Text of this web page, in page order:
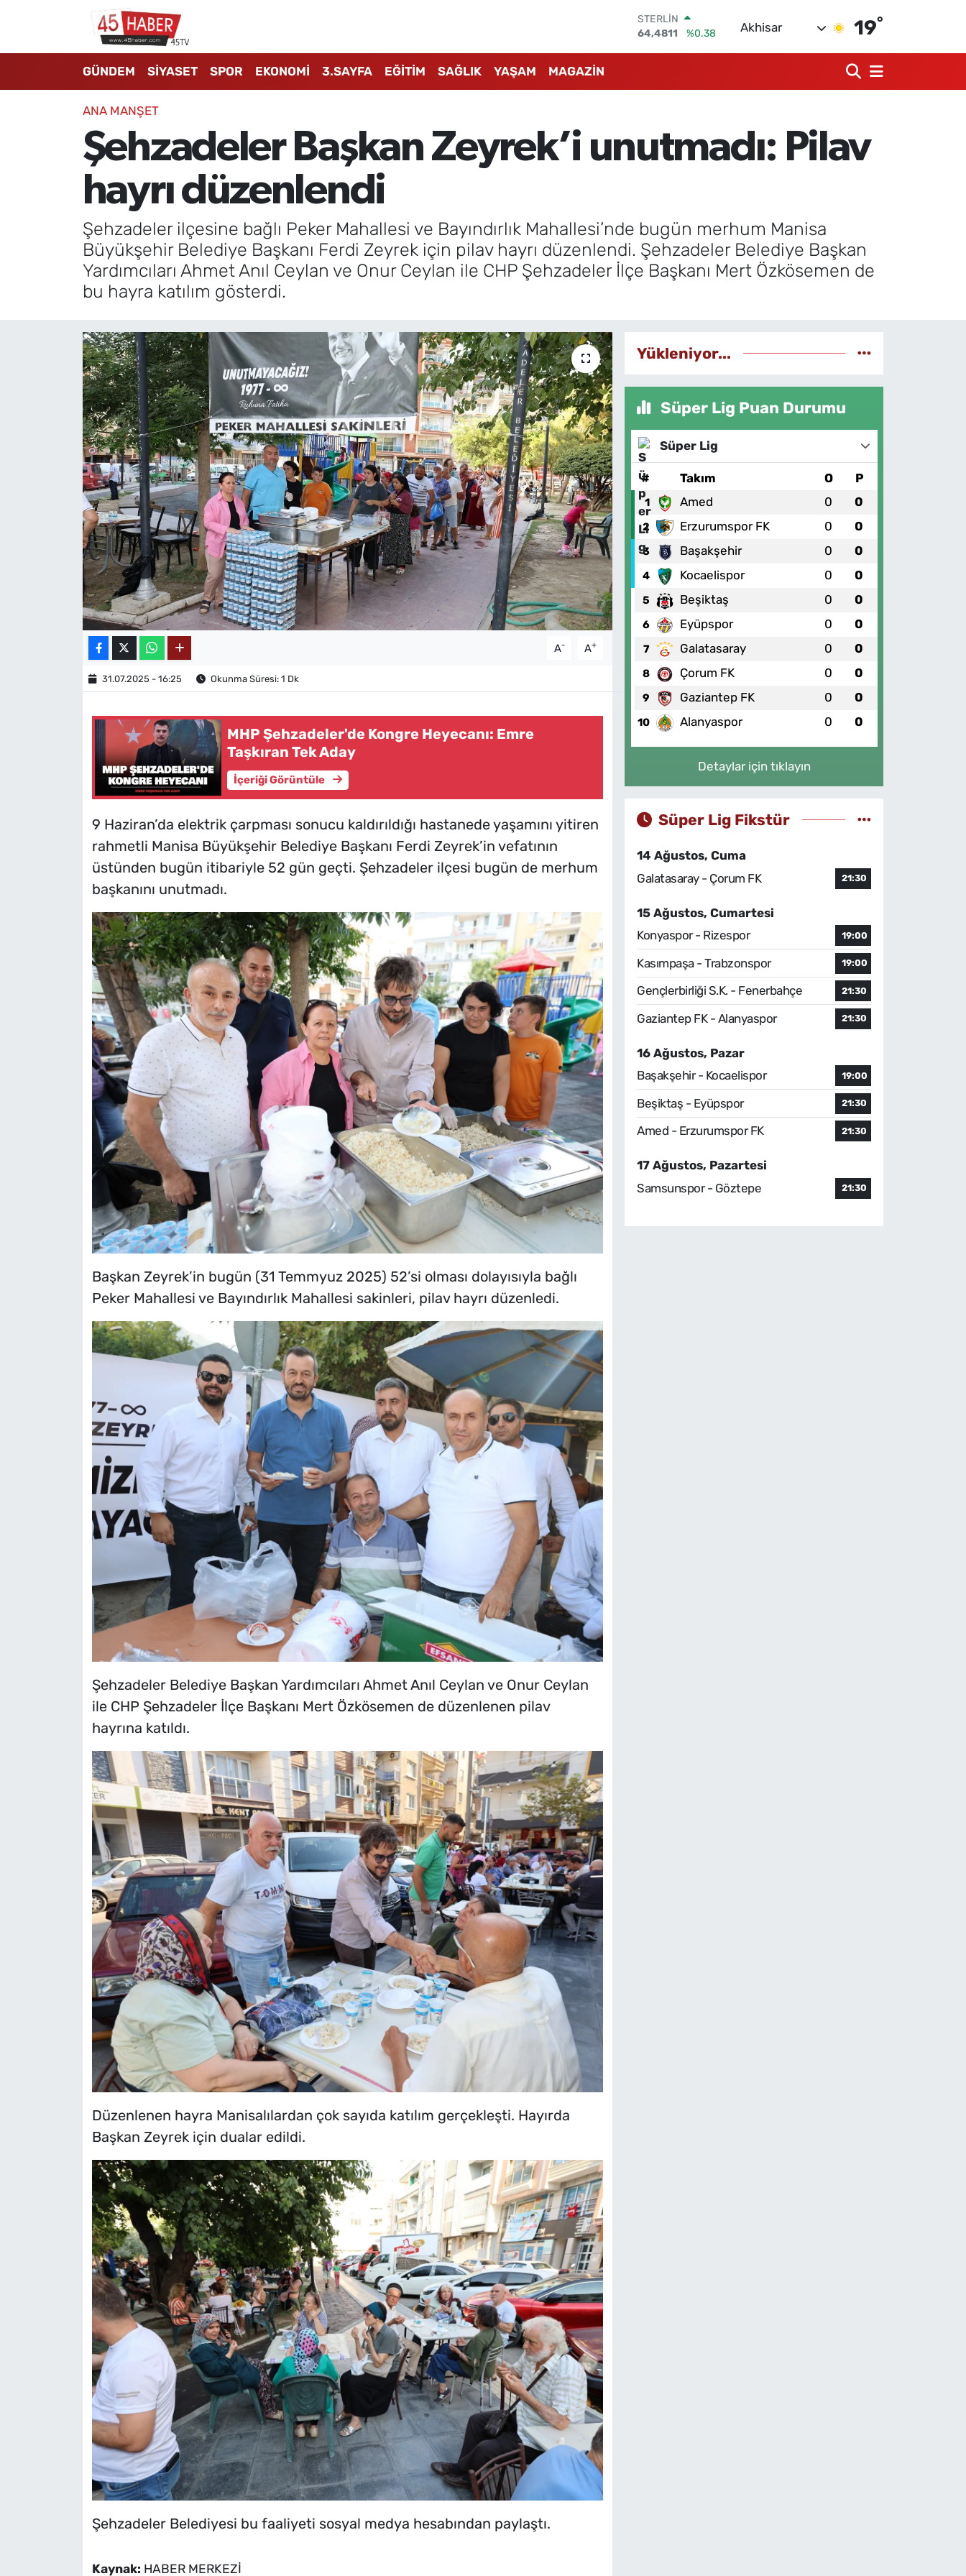
STERLİN
64,4811
%0.38
13.779
%-14
DOLAR
47,7436
%0.18
EURO
Akhisar 19°
GÜNDEM SİYASET SPOR EKONOMİ 3.SAYFA EĞİTİM SAĞLIK YAŞAM MAGAZİN
ANA MANŞET
Şehzadeler Başkan Zeyrek’i unutmadı: Pilav
hayrı düzenlendi
Şehzadeler ilçesine bağlı Peker Mahallesi ve Bayındırlık Mahallesi’nde bugün merhum Manisa
Büyükşehir Belediye Başkanı Ferdi Zeyrek için pilav hayrı düzenlendi. Şehzadeler Belediye Başkan
Yardımcıları Ahmet Anıl Ceylan ve Onur Ceylan ile CHP Şehzadeler İlçe Başkanı Mert Özkösemen de
bu hayra katılım gösterdi.
A- A+
31.07.2025 - 16:25 Okunma Süresi: 1 Dk
MHP Şehzadeler'de Kongre Heyecanı: Emre
Taşkıran Tek Aday
İçeriği Görüntüle
9 Haziran’da elektrik çarpması sonucu kaldırıldığı hastanede yaşamını yitiren
rahmetli Manisa Büyükşehir Belediye Başkanı Ferdi Zeyrek’in vefatının
üstünden bugün itibariyle 52 gün geçti. Şehzadeler ilçesi bugün de merhum
başkanını unutmadı.
Başkan Zeyrek’in bugün (31 Temmyuz 2025) 52’si olması dolayısıyla bağlı
Peker Mahallesi ve Bayındırlık Mahallesi sakinleri, pilav hayrı düzenledi.
Şehzadeler Belediye Başkan Yardımcıları Ahmet Anıl Ceylan ve Onur Ceylan
ile CHP Şehzadeler İlçe Başkanı Mert Özkösemen de düzenlenen pilav
hayrına katıldı.
Düzenlenen hayra Manisalılardan çok sayıda katılım gerçekleşti. Hayırda
Başkan Zeyrek için dualar edildi.
Şehzadeler Belediyesi bu faaliyeti sosyal medya hesabından paylaştı.
Kaynak: HABER MERKEZİ
Yükleniyor...
Süper Lig Puan Durumu
Süper Lig
# Takım O P
1 Amed 0 0
2 Erzurumspor FK 0 0
3 Başakşehir 0 0
4 Kocaelispor 0 0
5 Beşiktaş 0 0
6 Eyüpspor 0 0
7 Galatasaray 0 0
8 Çorum FK 0 0
9 Gaziantep FK 0 0
10 Alanyaspor 0 0
Detaylar için tıklayın
Süper Lig Fikstür
14 Ağustos, Cuma
Galatasaray - Çorum FK
21:30
15 Ağustos, Cumartesi
Konyaspor - Rizespor
19:00
Kasımpaşa - Trabzonspor 19:00
Gençlerbirliği S.K. - Fenerbahçe 21:30
Gaziantep FK - Alanyaspor 21:30
16 Ağustos, Pazar
Başakşehir - Kocaelispor
19:00
Beşiktaş - Eyüpspor 21:30
Amed - Erzurumspor FK 21:30
17 Ağustos, Pazartesi
Samsunspor - Göztepe
21:30
GÜNDEM
SİYASET
EKONOMİ
3.SAYFA
EĞİTİM
MAGAZİN
Manisa Nöbetçi Eczaneler
Manisa Hava Durumu
Manisa Namaz Vakitleri
Manisa Trafik Yoğunluk Haritası
Süper Lig Puan Durumu ve Fikstür
Tüm Manşetler
Son Dakika Haberleri